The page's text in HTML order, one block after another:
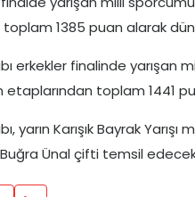
1385 puan alarak
erkekler finalinde yarışan
toplam 1441
yarın Karışık Bayrak
Buğra Ünal çifti temsil